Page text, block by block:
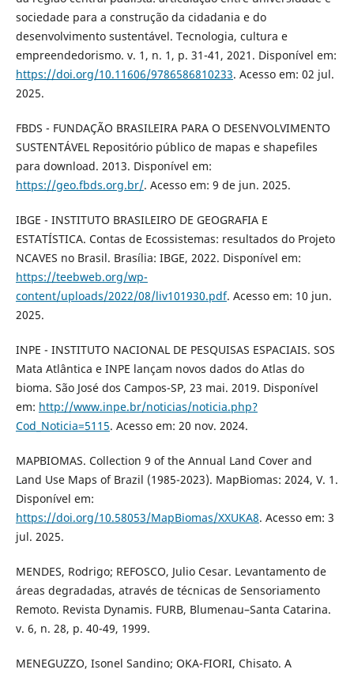
sociedade para a construção da cidadania e do
desenvolvimento sustentável. Tecnologia, cultura e
empreendedorismo. v. 1, n. 1, p. 31-41, 2021. Disponível em:
https://doi.org/10.11606/9786586810233. Acesso em: 02 jul.
2025.
FBDS - FUNDAÇÃO BRASILEIRA PARA O DESENVOLVIMENTO
SUSTENTÁVEL Repositório público de mapas e shapefiles
para download. 2013. Disponível em:
https://geo.fbds.org.br/. Acesso em: 9 de jun. 2025.
IBGE - INSTITUTO BRASILEIRO DE GEOGRAFIA E
ESTATÍSTICA. Contas de Ecossistemas: resultados do Projeto
NCAVES no Brasil. Brasília: IBGE, 2022. Disponível em:
https://teebweb.org/wp-
content/uploads/2022/08/liv101930.pdf. Acesso em: 10 jun.
2025.
INPE - INSTITUTO NACIONAL DE PESQUISAS ESPACIAIS. SOS
Mata Atlântica e INPE lançam novos dados do Atlas do
bioma. São José dos Campos-SP, 23 mai. 2019. Disponível
em: http://www.inpe.br/noticias/noticia.php?
Cod_Noticia=5115. Acesso em: 20 nov. 2024.
MAPBIOMAS. Collection 9 of the Annual Land Cover and
Land Use Maps of Brazil (1985-2023). MapBiomas: 2024, V. 1.
Disponível em:
https://doi.org/10.58053/MapBiomas/XXUKA8. Acesso em: 3
jul. 2025.
MENDES, Rodrigo; REFOSCO, Julio Cesar. Levantamento de
áreas degradadas, através de técnicas de Sensoriamento
Remoto. Revista Dynamis. FURB, Blumenau–Santa Catarina.
v. 6, n. 28, p. 40-49, 1999.
MENEGUZZO, Isonel Sandino; OKA-FIORI, Chisato. A